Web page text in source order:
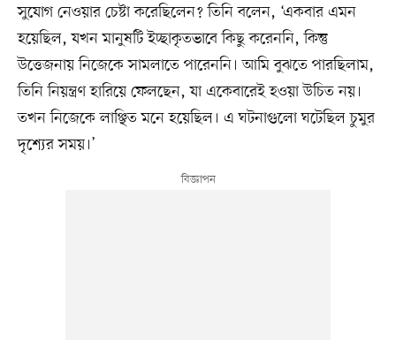
সুযোগ নেওয়ার চেষ্টা করেছিলেন? তিনি বলেন, ‘একবার এমন
হয়েছিল, যখন মানুষটি ইচ্ছাকৃতভাবে কিছু করেননি, কিন্তু
উত্তেজনায় নিজেকে সামলাতে পারেননি। আমি বুঝতে পারছিলাম,
তিনি নিয়ন্ত্রণ হারিয়ে ফেলছেন, যা একেবারেই হওয়া উচিত নয়।
তখন নিজেকে লাঞ্ছিত মনে হয়েছিল। এ ঘটনাগুলো ঘটেছিল চুমুর
দৃশ্যের সময়।’